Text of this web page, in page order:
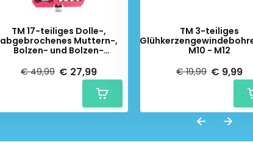
TM 17-teiliges Dolle-,
abgebrochenes Muttern-,
Bolzen- und Bolzen-
€ 49,99 € 27,99
TM 3-teiliges
M10 - M12
€ 19,99 € 9,99